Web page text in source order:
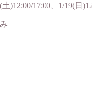
)12:00/17:00、1/19(日